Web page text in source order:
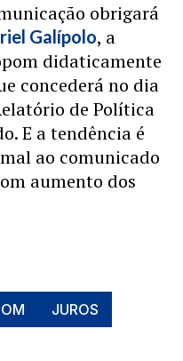
obrigará
Galípolo, a
didaticamente
concederá no dia
de Política
E a tendência é
ao comunicado
aumento dos
JUROS